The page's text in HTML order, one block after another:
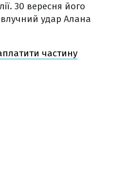
30 вересня його
удар Алана
частину